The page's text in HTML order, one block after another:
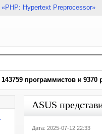
«PHP: Hypertext Preprocessor»
143759 программистов и 9370
ASUS
Дата: 2025-07-12 22:33